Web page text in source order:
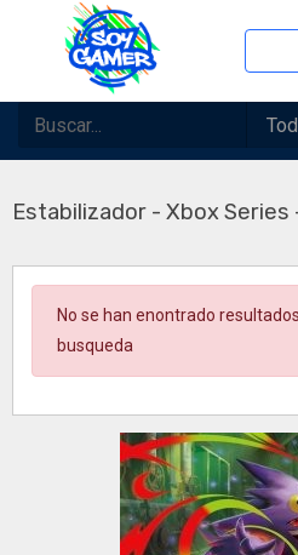
Estabilizador - Xbox Series
No se han enontrado
busqueda